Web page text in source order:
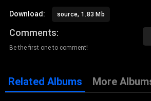
певица. Вдова лидера группы Nirvana
Download: source, 1.83 Mb
Comments
Be the first one to comment!
Related Albums More